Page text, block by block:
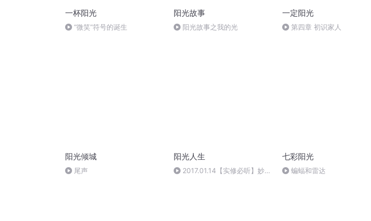
一杯阳光
“微笑”符号的诞生
阳光故事
阳光故事之我的光
一定阳光
第四章 初识家人
阳光倾城
尾声
阳光人生
2017.01.14【实修必听】妙光
七彩阳光
蝙蝠和雷达